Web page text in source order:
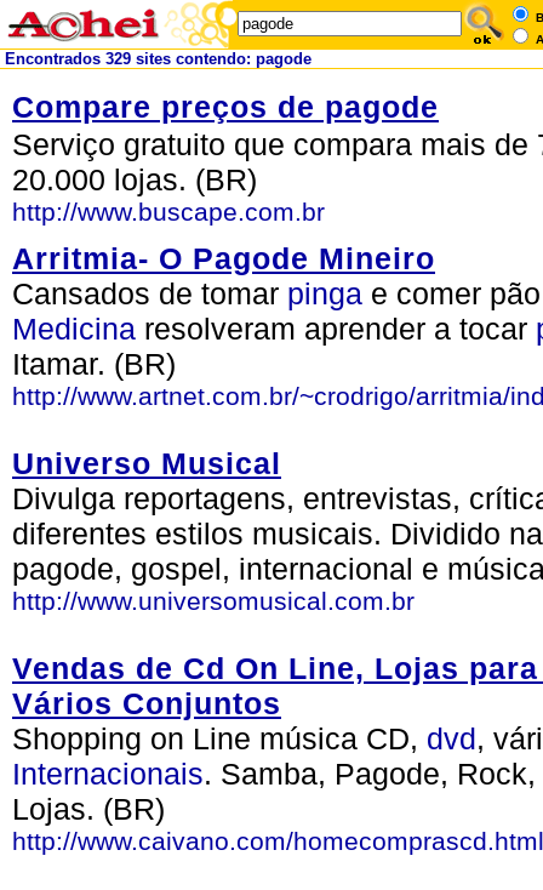
Encontrados 329 sites contendo: pagode
Compare preços de pagode
Serviço gratuito que compara mais
20.000 lojas. (BR)
http://www.buscape.com.br
Arritmia- O Pagode Mineiro
Cansados de tomar pinga e comer
Medicina resolveram aprender a tocar
Itamar. (BR)
http://www.artnet.com.br/~crodrigo/arritmia/
Universo Musical
Divulga reportagens, entrevistas,
diferentes estilos musicais. Dividido
pagode, gospel, internacional e
http://www.universomusical.com.br
Vendas de Cd On Line, Lojas
Vários Conjuntos
Shopping on Line música CD, dvd,
Internacionais. Samba, Pagode,
Lojas. (BR)
http://www.caivano.com/homecomprascd.html